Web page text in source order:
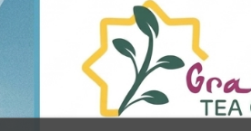
Té Verde
Té Verde Sencha Menta